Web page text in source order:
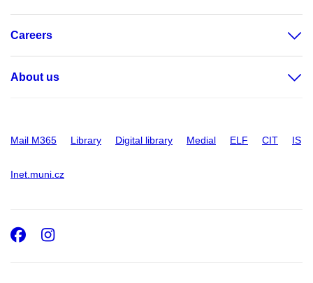
Careers
About us
Mail M365 Library Digital library Medial ELF CIT IS
Inet.muni.cz
Facebook
Instagram